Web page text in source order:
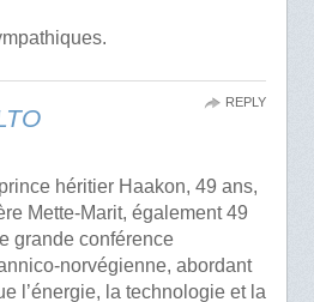
héritier Haakon, 49 ans,
Mette-Marit, également 49
grande conférence
norvégienne, abordant
l’énergie, la technologie et la
REPLY